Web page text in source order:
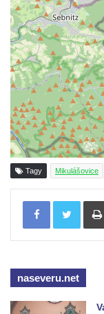
Račicích
Pamětní
čp. 43 v Lužci
Pomník
máje v Lužci
Pomník
nad Vltavou
Hrob
Vojkovic
Pomník
Hostíně u
Kenotaf
Kenotaf
nad Vltavou
Hrob Václava
Tagy Mikulášovice
naseveru.net